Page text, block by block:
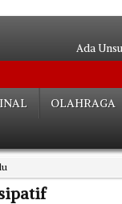
Ada
Tugas
Serasa
Putusan
Mengalir
OLAHRAGA